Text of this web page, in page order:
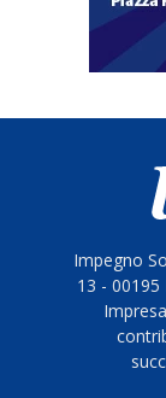
Impegno
13 - 00195